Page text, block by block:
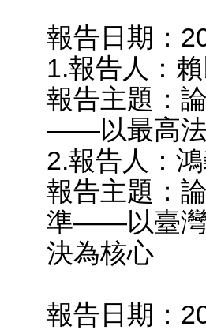
報告日期：
1.報告人：
報告主題：
——以最高法
2.報告人：
報告主題：
準——以臺灣
決為核心
報告日期：